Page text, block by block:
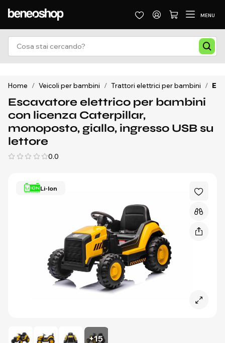
MENU
Home / Veicoli per bambini / Trattori elettrici per bambini /
Escavatore elettrico per bambini
con licenza Caterpillar,
monoposto, giallo, ingresso USB su
lettore
0.0
Li-Ion
+15